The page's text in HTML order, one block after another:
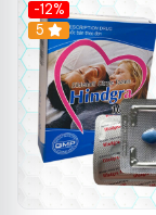
-12%
5